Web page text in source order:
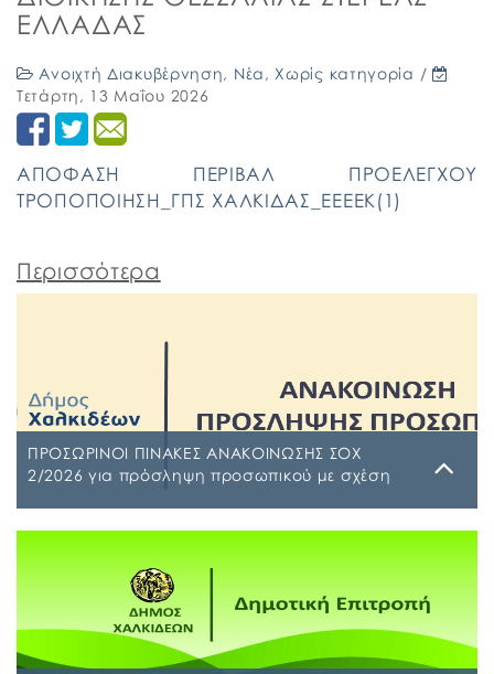
ΕΛΛΑΔΑΣ
Ανοιχτή Διακυβέρνηση, Νέα , Χωρίς κατηγορία /
Τετάρτη, 13 Μαΐου 2026
ΑΠΟΦΑΣΗ ΠΕΡΙΒΑΛ ΠΡΟΕΛΕΓΧΟΥ
ΤΡΟΠΟΠΟΙΗΣΗ_ΓΠΣ ΧΑΛΚΙΔΑΣ_ΕΕΕΕΚ(1)
Περισσότερα
ΠΡΟΣΩΡΙΝΟΙ ΠΙΝΑΚΕΣ ΑΝΑΚΟΙΝΩΣΗΣ ΣΟΧ
2/2026 για πρόσληψη προσωπικού με σχέση
ΠΙΝΑΚΑΣ ΑΠΟΡΡΙΠΤΕΩΝ Ψ7ΨΦΩΗΑ-Ο9Π ΠΡΟΣΩΡΙΝΟΣ
ΠΙΝΑΚΑΣ ΚΑΤΑΤΑΞΗΣ ΣΥΜΜΕΤΕΧΟΝΤΩΝ 1 ΡΗΒΖΩΗΑ-
Ρ5Τ-1 ΠΡΟΣΩΡΙΝΟΣ ΠΙΝΑΚΑΣ ΜΕΡΙΚΗΣ ΑΠΑΣΧΟΛΗΣΗΣ
ΨΔΑΚΩΗΑ-ΑΟ3 ΠΡΟΣΩΡΙΝΟΣ ΠΙΝΑΚΑΣ ΠΛΗΡΟΥΣ
ΑΠΑΣΧΟΛΗΣΗΣ ΨΦΑ4ΩΗΑ-ΦΣΒ ΠΡΟΣΩΡΙΝΟΣ ΠΙΝΑΚΑΣ